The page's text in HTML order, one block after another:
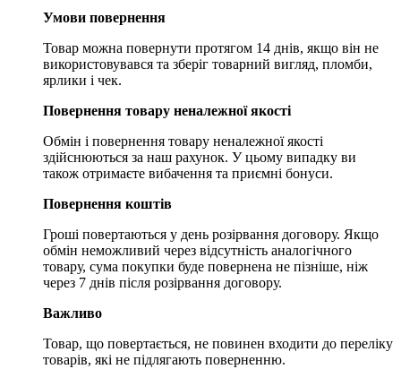
Умови повернення
Товар можна повернути протягом 14 днів, якщо він не
використовувався та зберіг товарний вигляд, пломби,
ярлики і чек.
Повернення товару неналежної якості
Обмін і повернення товару неналежної якості
здійснюються за наш рахунок. У цьому випадку ви
також отримаєте вибачення та приємні бонуси.
Повернення коштів
Гроші повертаються у день розірвання договору. Якщо
обмін неможливий через відсутність аналогічного
товару, сума покупки буде повернена не пізніше, ніж
через 7 днів після розірвання договору.
Важливо
Товар, що повертається, не повинен входити до переліку
товарів, які не підлягають поверненню.